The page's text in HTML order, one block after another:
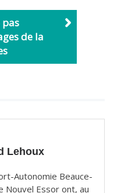
pas
de la
Lehoux
Autonomie Beauce-
Nouvel Essor ont, au